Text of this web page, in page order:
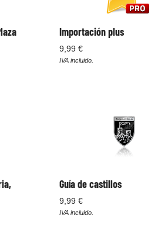
Importación plus
9,99 €
IVA incluido.
Guía de castillos
9,99 €
IVA incluido.